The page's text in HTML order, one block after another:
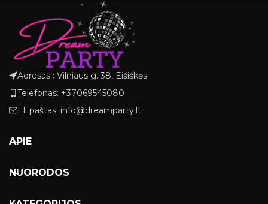
Adresas : Vilniaus g. 38, Eišiškės
Telefonas: +37069545080
El. paštas: info@dreamparty.lt
APIE
NUORODOS